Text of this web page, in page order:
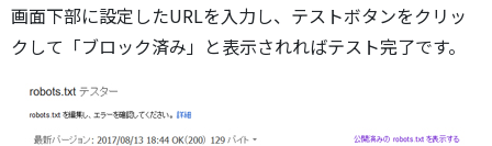
画面下部に設定したURLを入力し、テストボタンをクリッ
クして「ブロック済み」と表示されればテスト完了です。